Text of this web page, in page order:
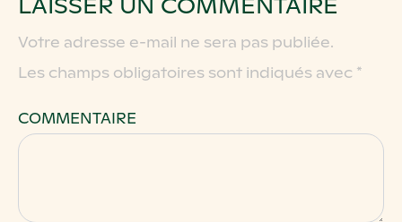
Votre adresse e-mail ne sera pas publiée.
Les champs obligatoires sont indiqués avec *
COMMENTAIRE